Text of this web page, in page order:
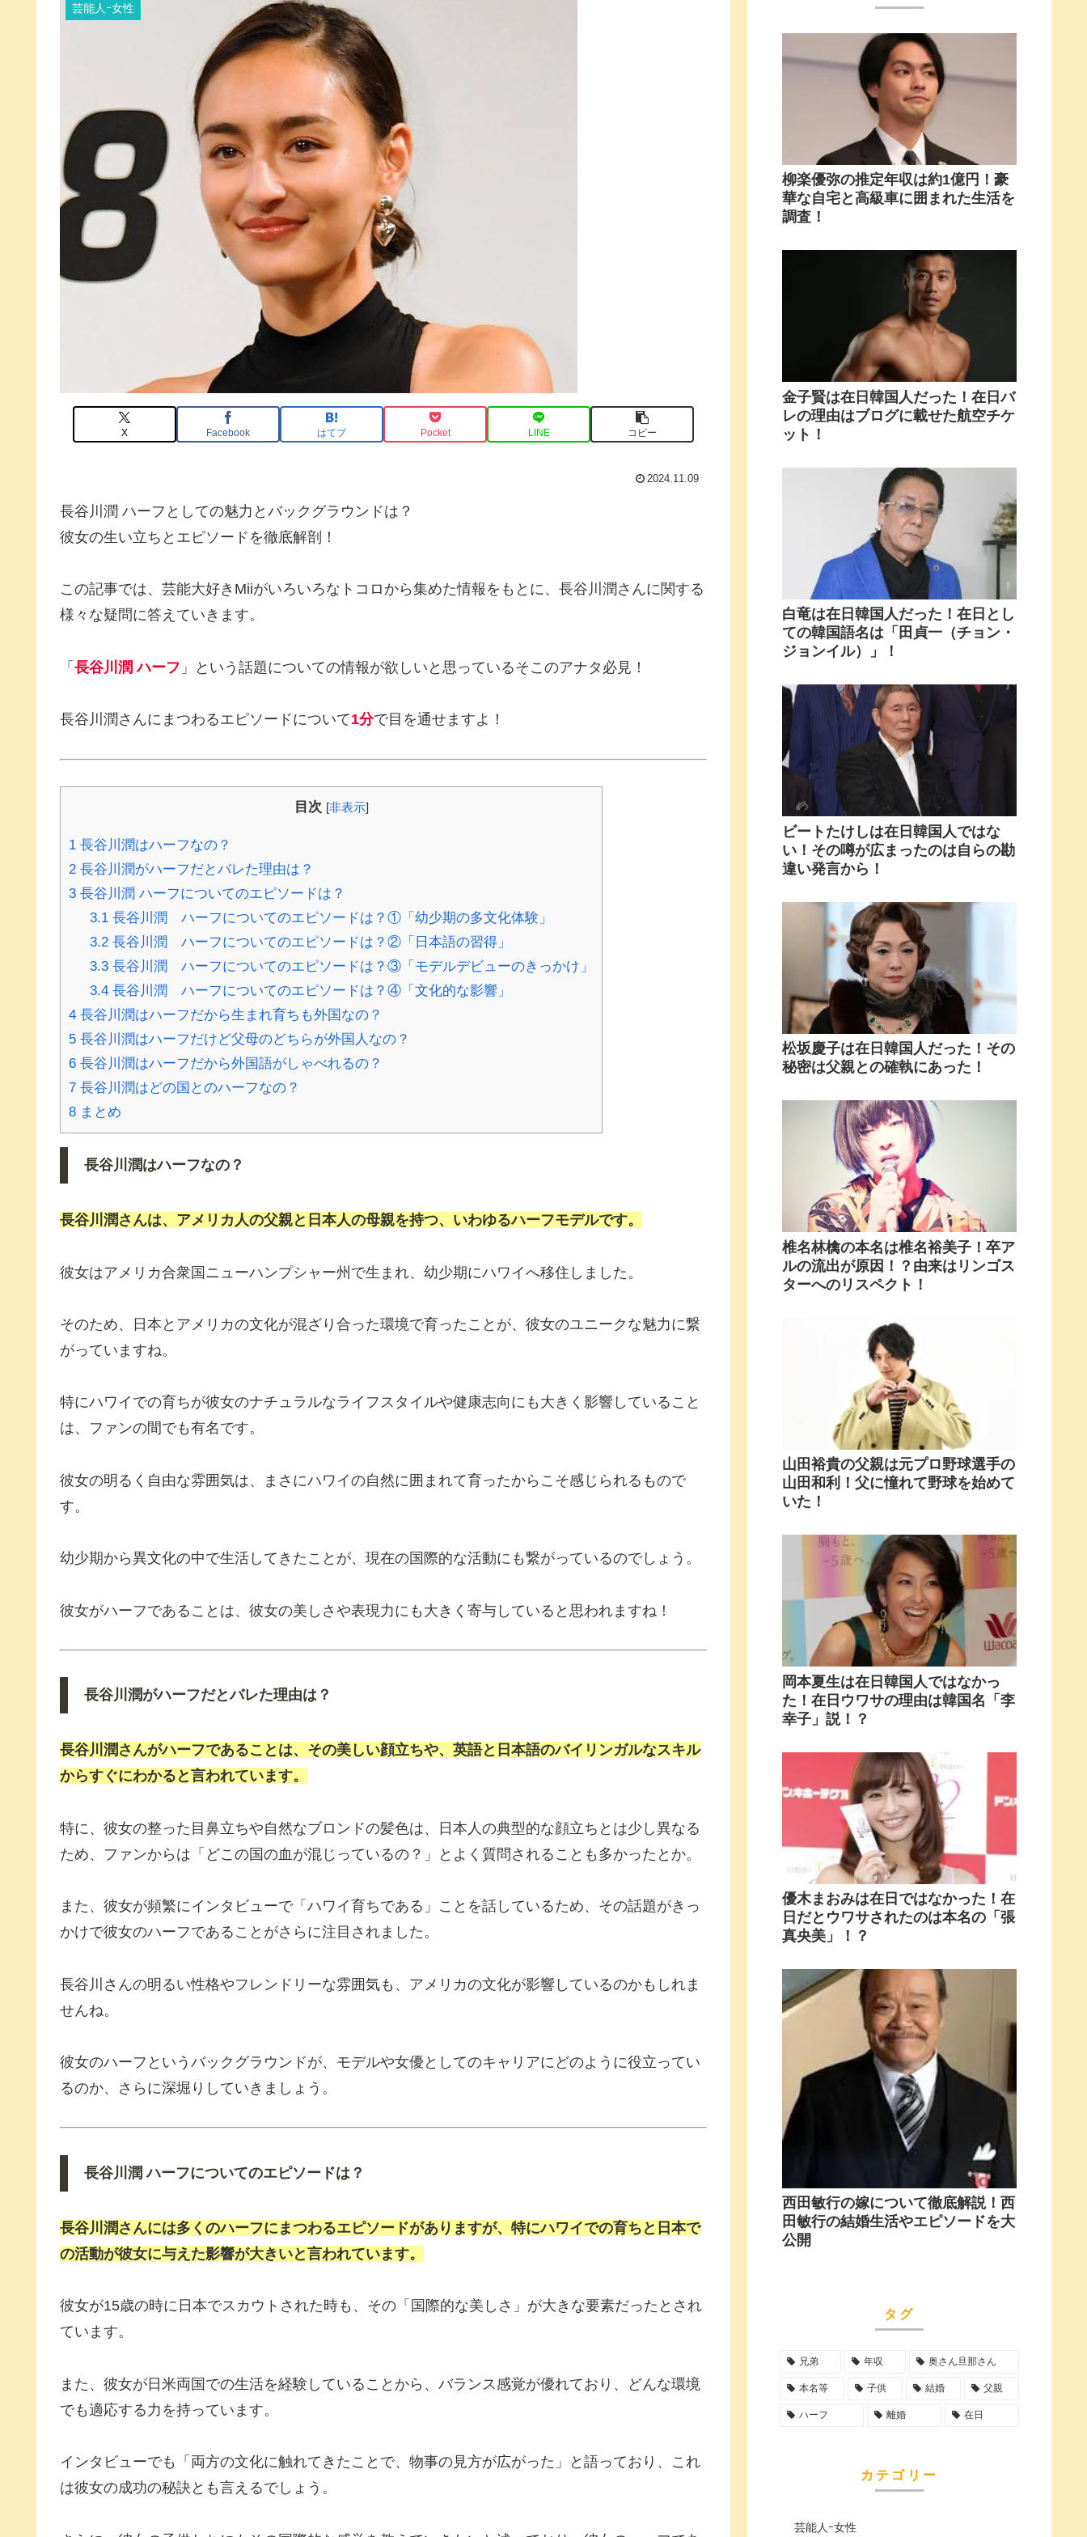
芸能人ｰ女性
X Facebook はてブ Pocket LINE コピー
2024.11.09
長谷川潤 ハーフとしての魅力とバックグラウンドは？
彼女の生い立ちとエピソードを徹底解剖！
この記事では、芸能大好きMiiがいろいろなトコロから集めた情報をもとに、長谷川潤さんに関する
様々な疑問に答えていきます。
「 長谷川潤 ハーフ 」という話題についての情報が欲しいと思っているそこのアナタ必見！
長谷川潤さんにまつわるエピソードについて1分で目を通せますよ！
目次 [非表示]
1 長谷川潤はハーフなの？
2 長谷川潤がハーフだとバレた理由は？
3 長谷川潤 ハーフについてのエピソードは？
3.1長谷川潤 ハーフについてのエピソードは？①「幼少期の多文化体験」
3.2長谷川潤 ハーフについてのエピソードは？②「日本語の習得」
3.3長谷川潤 ハーフについてのエピソードは？③「モデルデビューのきっかけ」
3.4長谷川潤 ハーフについてのエピソードは？④「文化的な影響」
4 長谷川潤はハーフだから生まれ育ちも外国なの？
5 長谷川潤はハーフだけど父母のどちらが外国人なの？
6 長谷川潤はハーフだから外国語がしゃべれるの？
7 長谷川潤はどの国とのハーフなの？
8 まとめ
長谷川潤はハーフなの？
長谷川潤さんは、アメリカ人の父親と日本人の母親を持つ、いわゆるハーフモデルです。
彼女はアメリカ合衆国ニューハンプシャー州で生まれ、幼少期にハワイへ移住しました。
そのため、日本とアメリカの文化が混ざり合った環境で育ったことが、彼女のユニークな魅力に繋
がっていますね。
特にハワイでの育ちが彼女のナチュラルなライフスタイルや健康志向にも大きく影響していること
は、ファンの間でも有名です。
彼女の明るく自由な雰囲気は、まさにハワイの自然に囲まれて育ったからこそ感じられるもので
す。
幼少期から異文化の中で生活してきたことが、現在の国際的な活動にも繋がっているのでしょう。
彼女がハーフであることは、彼女の美しさや表現力にも大きく寄与していると思われますね！
長谷川潤がハーフだとバレた理由は？
長谷川潤さんがハーフであることは、その美しい顔立ちや、英語と日本語のバイリンガルなスキル
からすぐにわかると言われています。
特に、彼女の整った目鼻立ちや自然なブロンドの髪色は、日本人の典型的な顔立ちとは少し異なる
ため、ファンからは「どこの国の血が混じっているの？」とよく質問されることも多かったとか。
また、彼女が頻繁にインタビューで「ハワイ育ちである」ことを話しているため、その話題がきっ
かけで彼女のハーフであることがさらに注目されました。
長谷川さんの明るい性格やフレンドリーな雰囲気も、アメリカの文化が影響しているのかもしれま
せんね。
彼女のハーフというバックグラウンドが、モデルや女優としてのキャリアにどのように役立ってい
るのか、さらに深堀りしていきましょう。
長谷川潤 ハーフについてのエピソードは？
長谷川潤さんには多くのハーフにまつわるエピソードがありますが、特にハワイでの育ちと日本で
の活動が彼女に与えた影響が大きいと言われています。
彼女が15歳の時に日本でスカウトされた時も、その「国際的な美しさ」が大きな要素だったとされ
ています。
また、彼女が日米両国での生活を経験していることから、バランス感覚が優れており、どんな環境
でも適応する力を持っています。
インタビューでも「両方の文化に触れてきたことで、物事の見方が広がった」と語っており、これ
は彼女の成功の秘訣とも言えるでしょう。
柳楽優弥の推定年収は約1億円！豪
華な自宅と高級車に囲まれた生活を
調査！
金子賢は在日韓国人だった！在日バ
レの理由はブログに載せた航空チケ
ット！
白竜は在日韓国人だった！在日とし
ての韓国語名は「田貞一（チョン・
ジョンイル）」！
ビートたけしは在日韓国人ではな
い！その噂が広まったのは自らの勘
違い発言から！
松坂慶子は在日韓国人だった！その
秘密は父親との確執にあった！
椎名林檎の本名は椎名裕美子！卒ア
ルの流出が原因！？由来はリンゴス
ターへのリスペクト！
山田裕貴の父親は元プロ野球選手の
山田和利！父に憧れて野球を始めて
いた！
岡本夏生は在日韓国人ではなかっ
た！在日ウワサの理由は韓国名「李
幸子」説！？
優木まおみは在日ではなかった！在
日だとウワサされたのは本名の「張
真央美」！？
西田敏行の嫁について徹底解説！西
田敏行の結婚生活やエピソードを大
公開
タグ
兄弟 年収 奥さん旦那さん
本名等 子供 結婚 父親
ハーフ 離婚 在日
カテゴリー
芸能人ｰ女性